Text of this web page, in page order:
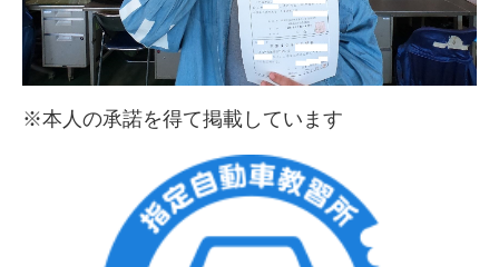
※本人の承諾を得て掲載しています